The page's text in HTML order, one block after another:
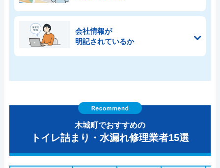
会社情報が
明記されているか
木城町でおすすめの
トイレ詰まり・水漏れ修理業者15選